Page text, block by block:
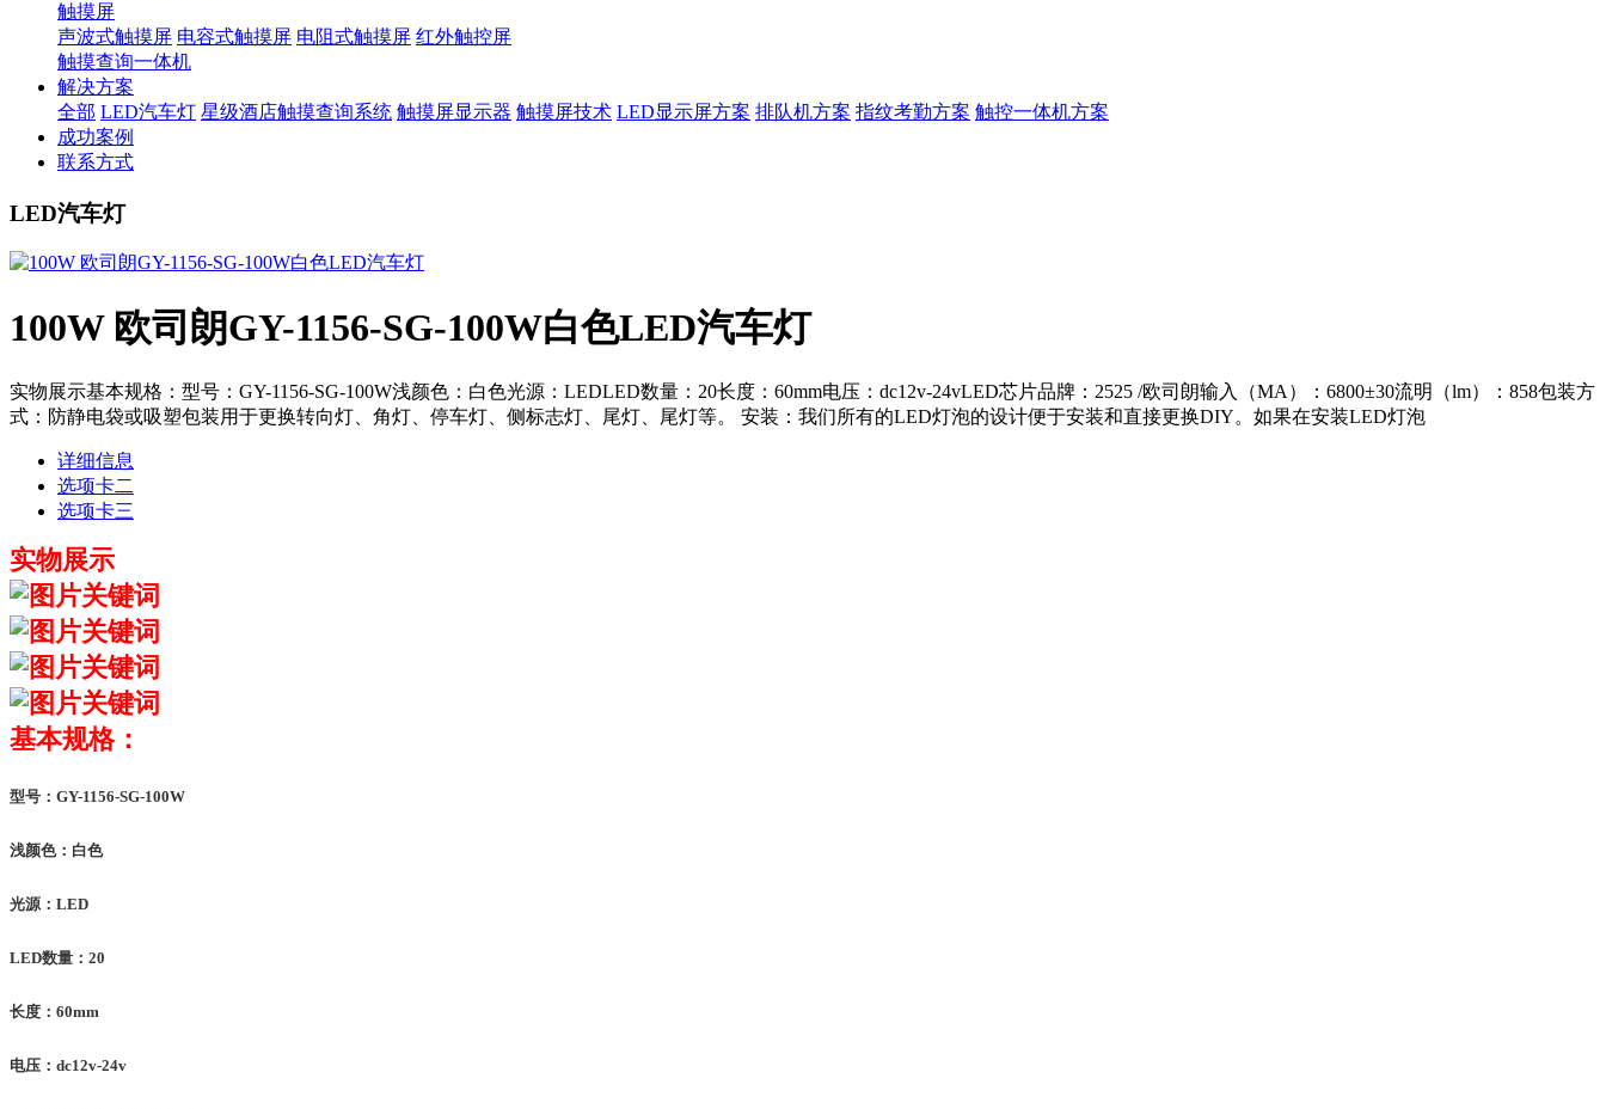
触摸屏
声波式触摸屏 电容式触摸屏 电阻式触摸屏 红外触控屏
触摸查询一体机
解决方案
全部 LED汽车灯 星级酒店触摸查询系统 触摸屏显示器 触摸屏技术 LED显示屏方案 排队机方案 指纹考勤方案 触控一体机方案
成功案例
联系方式
LED汽车灯
100W 欧司朗GY-1156-SG-100W白色LED汽车灯
实物展示基本规格：型号：GY-1156-SG-100W浅颜色：白色光源：LEDLED数量：20长度：60mm电压：dc12v-24vLED芯片品牌：2525 /欧司朗输入（MA）：6800±30流明（lm）：858包装方
式：防静电袋或吸塑包装用于更换转向灯、角灯、停车灯、侧标志灯、尾灯、尾灯等。 安装：我们所有的LED灯泡的设计便于安装和直接更换DIY。如果在安装LED灯泡
详细信息
选项卡二
选项卡三
实物展示
基本规格：
型号： GY-1156-SG-100W
浅颜色：白色
光源： LED
LED数量： 20
长度： 60mm
电压： dc12v-24v